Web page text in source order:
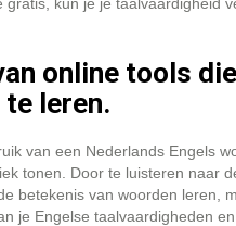
online tools
leren.
van een Nederlands Engels
tonen. Door te luisteren naar
betekenis van woorden leren,
je Engelse taalvaardigheden